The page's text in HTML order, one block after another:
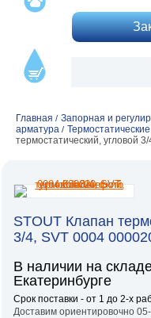
Главная / Запорная и
арматура /
термостатический, угловой
STOUT Клапан
3/4, SVT 0004
В наличии на
Екатеринбурге
Срок поставки - от 1 до 2-х
Доставим ориентировочно 05-